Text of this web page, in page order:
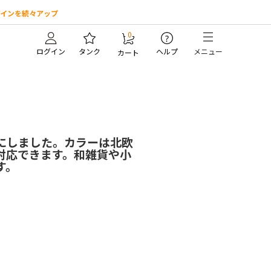
ンを続々アップ
ログイン タンク
0
カート
?
ヘルプ メニュー
しました。カラーは北欧
できます。和雑貨や小